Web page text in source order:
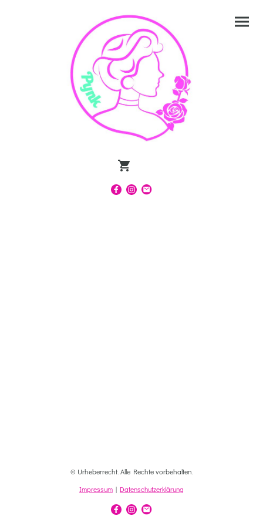
© Urheberrecht. Alle Rechte vorbehalten.
Impressum | Datenschutzerklärung